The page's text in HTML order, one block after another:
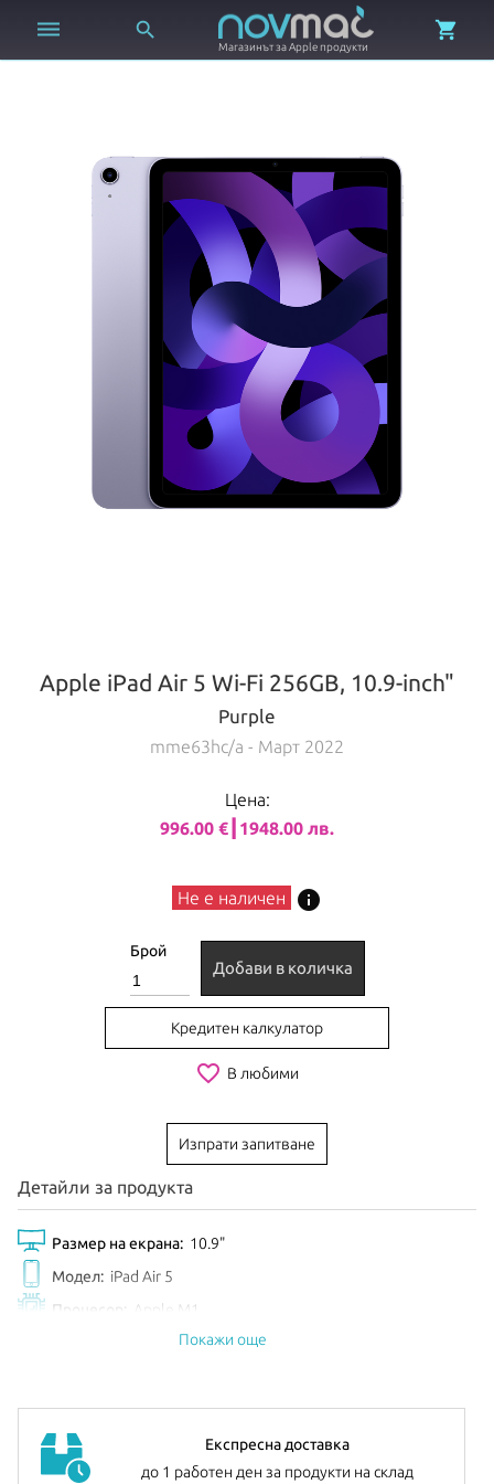
 
Магазинът за Apple продукти

Apple iPad Air 5 Wi-Fi 256GB, 10.9-inch"
Purple
mme63hc/a - Март 2022
Цена:
996.00 €┃1948.00 лв.
Не е наличен info
Брой
Добави в количка
Кредитен калкулатор
favorite_border В любими
Изпрати запитване
Детайли за продукта
Размер на екрана: 10.9"
Модел: iPad Air 5
Процесор:
Apple M1
256GB
Анонсиран: Март 2022
Допълнителна информация: можете да намерите
Покажи още
Експресна доставка
до 1 работен ден за продукти на склад